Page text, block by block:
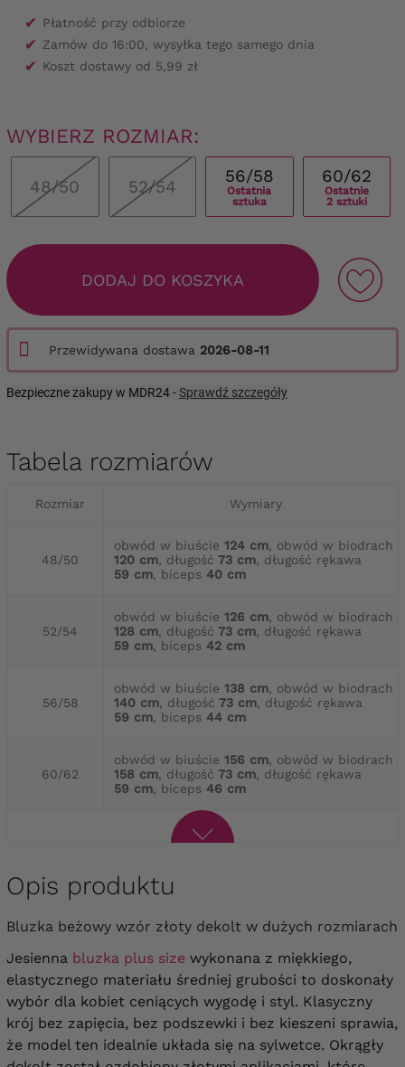
✔ Płatność przy odbiorze
✔ Zamów do 16:00, wysyłka tego samego dnia
✔ Koszt dostawy od 5,99 zł
WYBIERZ ROZMIAR:
48/50 52/54
56/58
Ostatnia
sztuka
60/62
Ostatnie
2 sztuki
DODAJ DO KOSZYKA
Przewidywana dostawa 2026-08-11
Bezpieczne zakupy w MDR24 -Sprawdź szczegóły
Tabela rozmiarów
Rozmiar Wymiary
48/50
obwód w biuście 124 cm, obwód w biodrach
120 cm, długość 73 cm, długość rękawa
59 cm, biceps 40 cm
52/54
obwód w biuście 126 cm, obwód w biodrach
128 cm, długość 73 cm, długość rękawa
59 cm, biceps 42 cm
56/58
obwód w biuście 138 cm, obwód w biodrach
140 cm, długość 73 cm, długość rękawa
59 cm, biceps 44 cm
60/62
obwód w biuście 156 cm, obwód w biodrach
158 cm, długość 73 cm, długość rękawa
59 cm, biceps 46 cm
Opis produktu
Bluzka beżowy wzór złoty dekolt w dużych rozmiarach
Jesienna bluzka plus size wykonana z miękkiego,
elastycznego materiału średniej grubości to doskonały
wybór dla kobiet ceniących wygodę i styl. Klasyczny
krój bez zapięcia, bez podszewki i bez kieszeni sprawia,
że model ten idealnie układa się na sylwetce. Okrągły